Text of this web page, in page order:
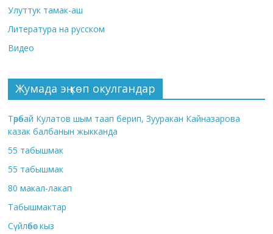
Улуттук тамак-аш
Литература на русском
Видео
Жумада эң көп окулгандар
Төрөбай Кулатов шым таап берип, Зууракан Кайназарова
казак балбанын жыкканда
55 табышмак
55 табышмак
80 макал-лакап
Табышмактар
Сүйлөбөс кыз